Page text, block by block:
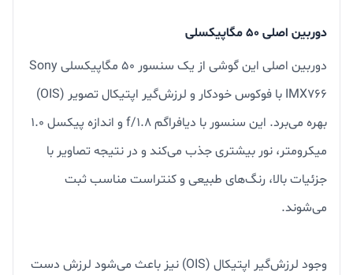
دوربین اصلی ۵۰ مگاپیکسلی
دوربین اصلی این گوشی از یک سنسور ۵۰ مگاپیکسلی Sony
IMX766 با فوکوس خودکار و لرزش‌گیر اپتیکال تصویر (OIS)
بهره می‌برد. این سنسور با دیافراگم f/1.8 و اندازه پیکسل ۱.۰
میکرومتر، نور بیشتری جذب می‌کند و در نتیجه تصاویر با
جزئیات بالا، رنگ‌های طبیعی و کنتراست مناسب ثبت
می‌شوند.
وجود لرزش‌گیر اپتیکال (OIS) نیز باعث می‌شود لرزش دست